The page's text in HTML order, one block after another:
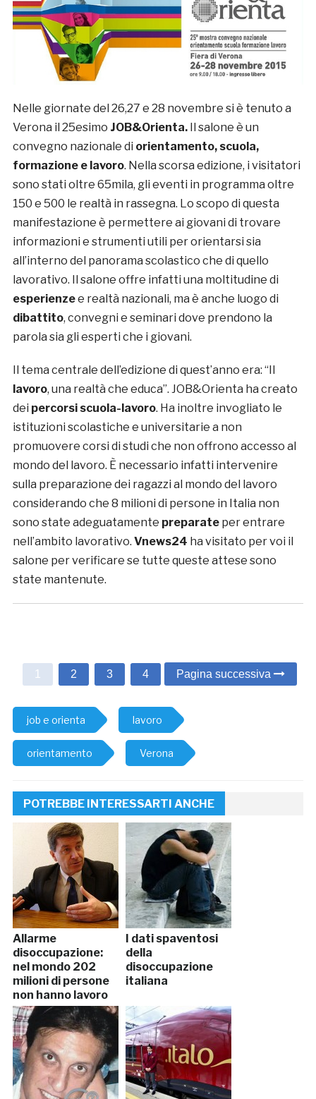
Nelle giornate del 26,27 e 28 novembre si è tenuto a
Verona il 25esimo JOB&Orienta. Il salone è un
convegno nazionale di orientamento, scuola,
formazione e lavoro. Nella scorsa edizione, i visitatori
sono stati oltre 65mila, gli eventi in programma oltre
150 e 500 le realtà in rassegna. Lo scopo di questa
manifestazione è permettere ai giovani di trovare
informazioni e strumenti utili per orientarsi sia
all’interno del panorama scolastico che di quello
lavorativo. Il salone offre infatti una moltitudine di
esperienzee realtà nazionali, ma è anche luogo di
dibattito, convegni e seminari dove prendono la
parola sia gli esperti che i giovani.
Il tema centrale dell’edizione di quest’anno era: “Il
lavoro, una realtà che educa”. JOB&Orienta ha creato
dei percorsi scuola-lavoro. Ha inoltre invogliato le
istituzioni scolastiche e universitarie a non
promuovere corsi di studi che non offrono accesso al
mondo del lavoro. È necessario infatti intervenire
sulla preparazione dei ragazzi al mondo del lavoro
considerando che 8 milioni di persone in Italia non
sono state adeguatamente preparateper entrare
nell’ambito lavorativo. Vnews24 ha visitato per voi il
salone per verificare se tutte queste attese sono
state mantenute.
1 2 3 4 Pagina successiva
job e orienta lavoro
orientamento Verona
POTREBBE INTERESSARTI ANCHE
Allarme
disoccupazione:
nel mondo 202
milioni di persone
non hanno lavoro
I dati spaventosi
della
disoccupazione
italiana